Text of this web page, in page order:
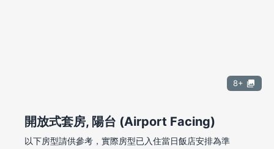
8+
開放式套房, 陽台 (Airport Facing)
以下房型請供參考，實際房型已入住當日飯店安排為準